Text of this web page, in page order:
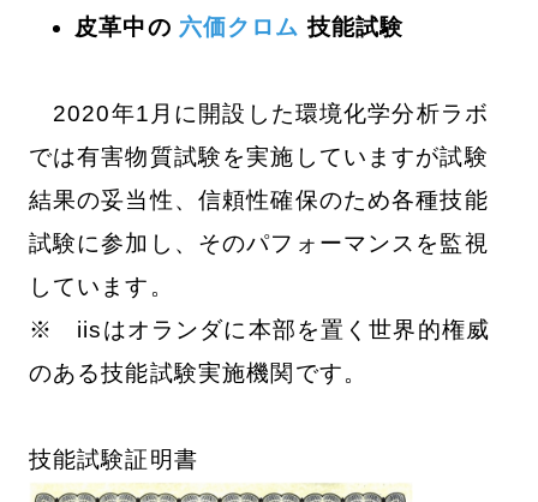
皮革中の 六価クロム 技能試験
2020年1月に開設した環境化学分析ラボ
では有害物質試験を実施していますが試験
結果の妥当性、信頼性確保のため各種技能
試験に参加し、そのパフォーマンスを監視
しています。
※ iisはオランダに本部を置く世界的権威
のある技能試験実施機関です。
技能試験証明書